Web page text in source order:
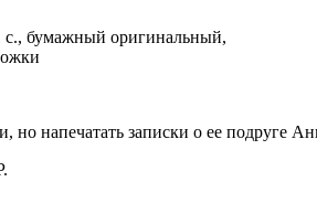
с., бумажный оригинальный,
но напечатать записки о ее